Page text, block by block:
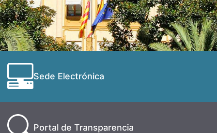
Sede Electrónica
Portal de Transparencia